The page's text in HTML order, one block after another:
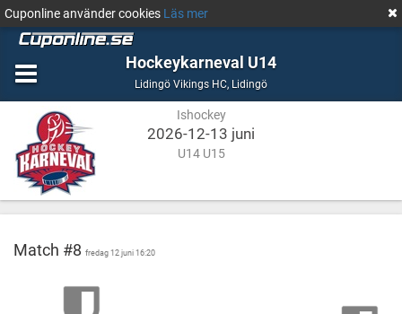
Cuponline använder cookies Läs mer
Hockeykarneval U14
Lidingö Vikings HC, Ishockey
LidingöLidingö
Ishockey
2026-12-13 juni
U14 U15
Match #8 fredag 12 juni 16:20